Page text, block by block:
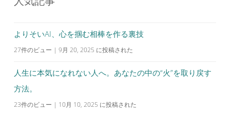
ー
ョ
ン
よりそいAI、心を掴む相棒を作る裏技
27件のビュー | 9月 20, 2025 に投稿された
人生に本気になれない人へ。あなたの中の“火”を取り戻す
方法。
23件のビュー | 10月 10, 2025 に投稿された